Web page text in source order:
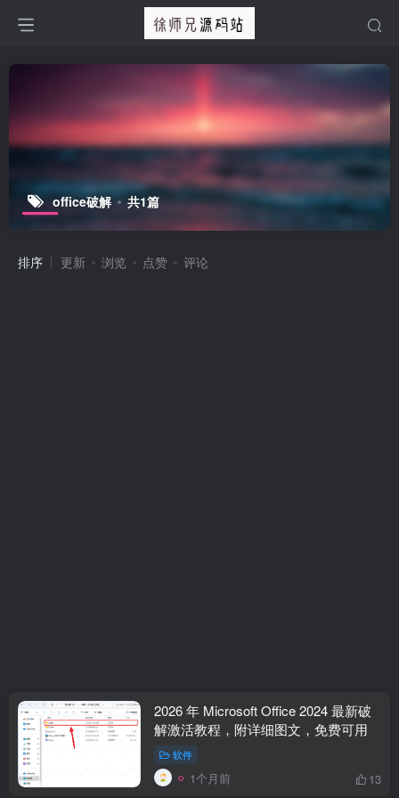
office破解 共1篇
排序 更新 浏览 点赞 评论
2026 年 Microsoft Office 2024 最新破
解激活教程，附详细图文，免费可用
软件
1个月前 13